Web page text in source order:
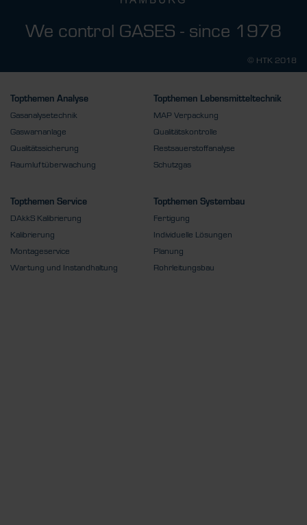
We control GASES - since 1978
© HTK 2018
Topthemen Analyse
Gasanalysetechnik
Gaswarnanlage
Qualitätssicherung
Raumluftüberwachung
Topthemen Lebensmitteltechnik
MAP Verpackung
Qualitätskontrolle
Restsauerstoffanalyse
Schutzgas
Topthemen Service
DAkkS Kalibrierung
Kalibrierung
Montageservice
Wartung und Instandhaltung
Topthemen Systembau
Fertigung
Individuelle Lösungen
Planung
Rohrleitungsbau